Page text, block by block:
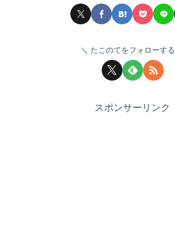
たこのてをフォローする
スポンサーリンク